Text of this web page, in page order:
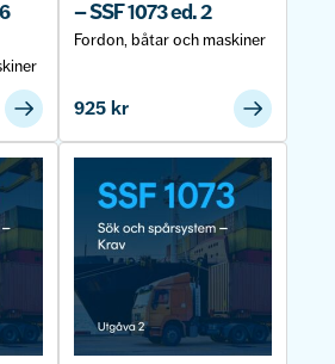
– SSF 1073 ed. 2
Fordon, båtar och maskiner
925 kr